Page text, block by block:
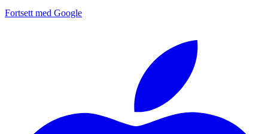
Fortsett med Google